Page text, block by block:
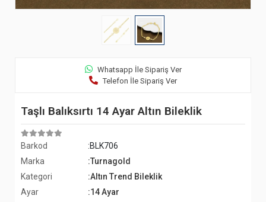
Whatsapp İle Sipariş Ver
Telefon İle Sipariş Ver
Taşlı Balıksırtı 14 Ayar Altın Bileklik
Barkod
:BLK706
Marka
:Turnagold
Kategori
:Altın Trend Bileklik
Ayar
:14 Ayar